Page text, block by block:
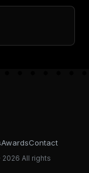
AwardsContact
All rights